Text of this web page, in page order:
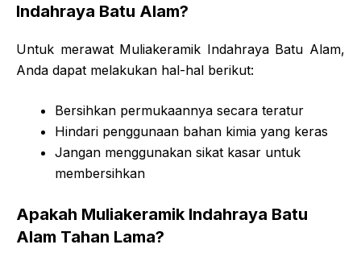
Indahraya Batu Alam?
Untuk merawat Muliakeramik Indahraya Batu Alam,
Anda dapat melakukan hal-hal berikut:
Bersihkan permukaannya secara teratur
Hindari penggunaan bahan kimia yang keras
Jangan menggunakan sikat kasar untuk
membersihkan
Apakah Muliakeramik Indahraya Batu
Alam Tahan Lama?